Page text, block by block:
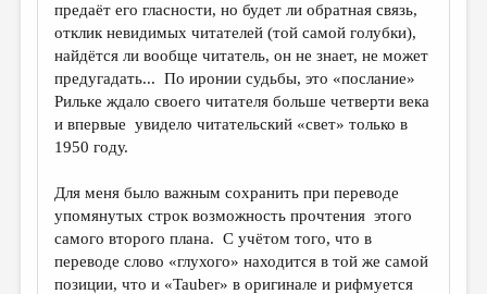
предаёт его гласности, но будет ли обратная связь,
отклик невидимых читателей (той самой голубки),
найдётся ли вообще читатель, он не знает, не может
предугадать... По иронии судьбы, это «послание»
Рильке ждало своего читателя больше четверти века
и впервые увидело читательский «свет» только в
1950 году.
Для меня было важным сохранить при переводе
упомянутых строк возможность прочтения этого
самого второго плана. С учётом того, что в
переводе слово «глухого» находится в той же самой
позиции, что и «Tauber» в оригинале и рифмуется